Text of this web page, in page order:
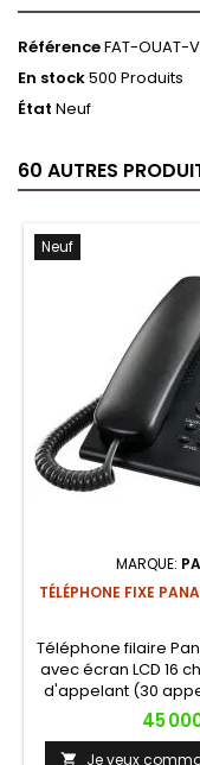
RéférenceFAT-OUAT-
En stock500 Produits
État Neuf
60 AUTRES
Neuf
MARQUE:
TÉLÉPHONE FIXE
Téléphone filaire
avec écran LCD 16
d'appelant (30
haut-parleur
idéal pour la
Prix
45
 Je veux